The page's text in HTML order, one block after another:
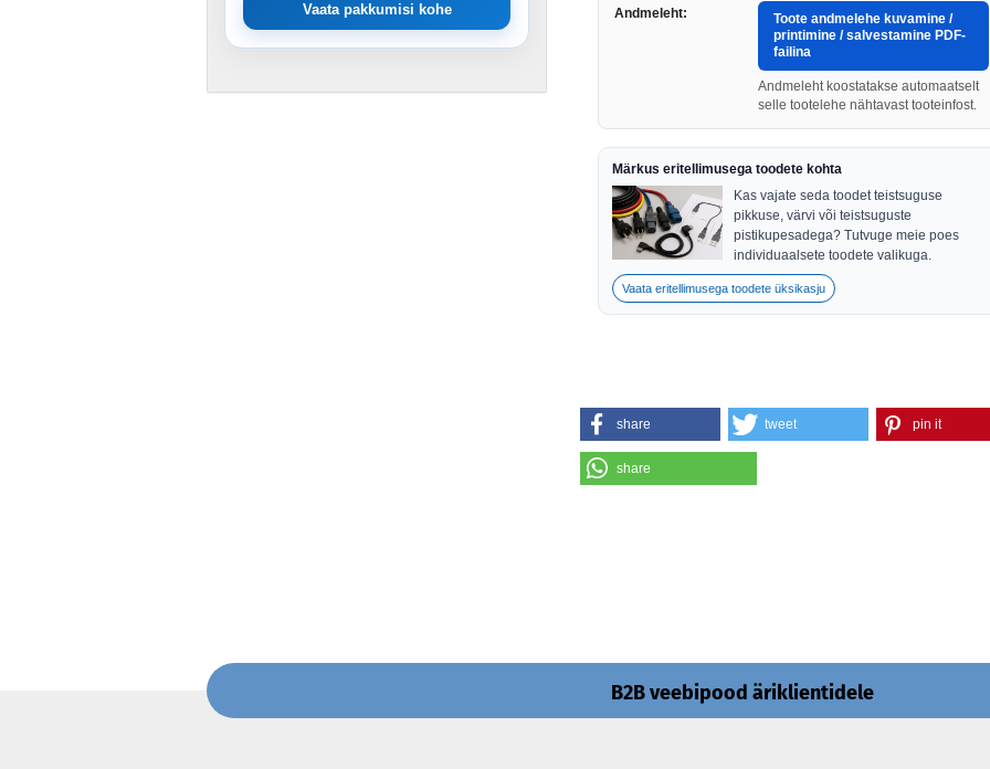
Andmeleht:
Toote andmelehe kuvamine /
printimine / salvestamine PDF-
failina
Andmeleht koostatakse automaatselt
selle tootelehe nähtavast tooteinfost.
Märkus eritellimusega toodete kohta
Kas vajate seda toodet teistsuguse
pikkuse, värvi või teistsuguste
pistikupesadega? Tutvuge meie poes
individuaalsete toodete valikuga.
Vaata eritellimusega toodete üksikasju
share tweet pin it
share
Vaata pakkumisi kohe
B2B veebipood äriklientidele